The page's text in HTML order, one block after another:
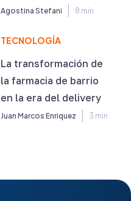
Agostina Stefani 8 min
TECNOLOGÍA
La transformación de
la farmacia de barrio
en la era del delivery
Juan Marcos Enriquez 3 min